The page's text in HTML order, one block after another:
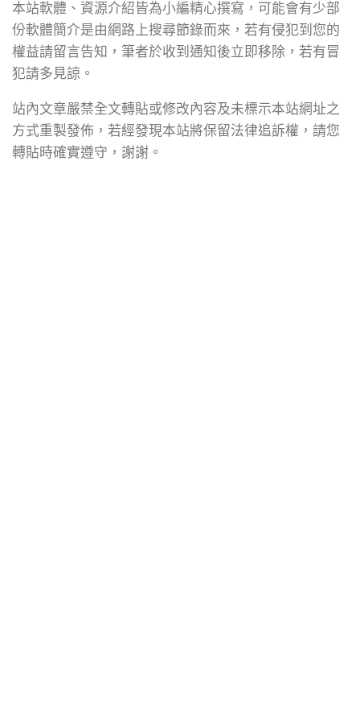
本站軟體、資源介紹皆為小編精心撰寫，可能會有少部
份軟體簡介是由網路上搜尋節錄而來，若有侵犯到您的
權益請留言告知，筆者於收到通知後立即移除，若有冒
犯請多見諒。
站內文章嚴禁全文轉貼或修改內容及未標示本站網址之
方式重製發佈，若經發現本站將保留法律追訴權，請您
轉貼時確實遵守，謝謝。